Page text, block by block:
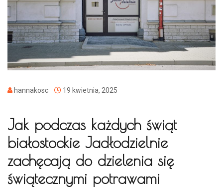
hannakosc 19 kwietnia, 2025
Jak podczas każdych świąt
białostockie Jadłodzielnie
zachęcają do dzielenia się
świątecznymi potrawami